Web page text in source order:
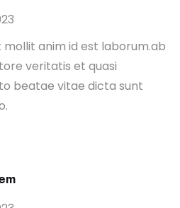
mollit anim id est laborum.ab
veritatis et quasi
beatae vitae dicta sunt